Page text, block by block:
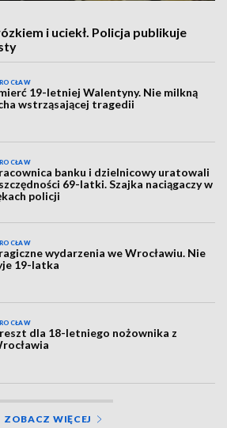
i uciekł. Policja publikuje
19-letniej Walentyny. Nie milkną
wstrząsającej tragedii
banku i dzielnicowy uratowali
69-latki. Szajka naciągaczy w
policji
wydarzenia we Wrocławiu. Nie
19-latka
dla 18-letniego nożownika z
ZOBACZ WIĘCEJ